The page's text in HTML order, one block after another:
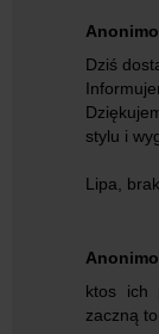
Dziś
stylu i
Lipa,
ktos ich
zaczną